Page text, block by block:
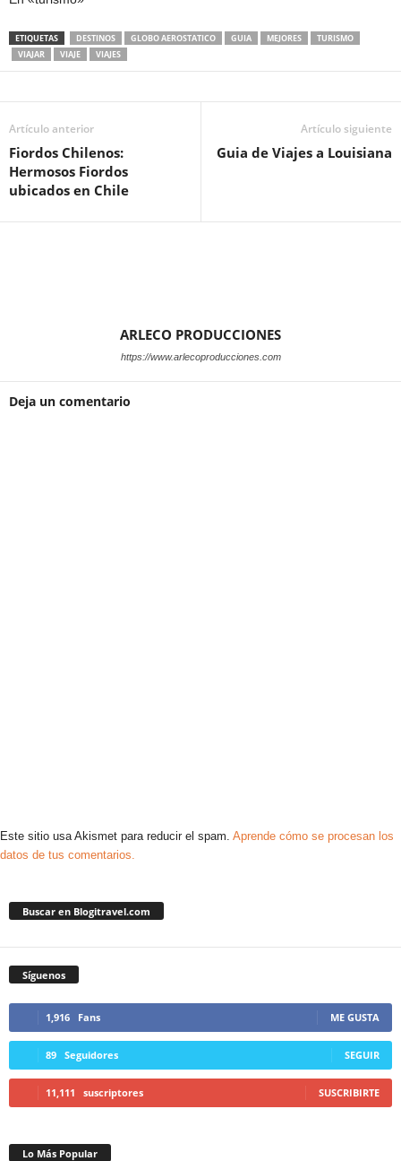
ETIQUETAS DESTINOS GLOBO AEROSTATICO GUIA MEJORES
TURISMO
VIAJAR
VIAJE VIAJES
Artículo anterior
Fiordos Chilenos:
Hermosos Fiordos
ubicados en Chile
Artículo siguiente
Guia de Viajes a Louisiana
ARLECO PRODUCCIONES
https://www.arlecoproducciones.com
Deja un comentario
Este sitio usa Akismet para reducir el spam. Aprende cómo se procesan los
datos de tus comentarios.
Buscar en Blogitravel.com
Síguenos
1,916 Fans ME GUSTA
89 Seguidores SEGUIR
11,111 suscriptores SUSCRIBIRTE
Lo Más Popular